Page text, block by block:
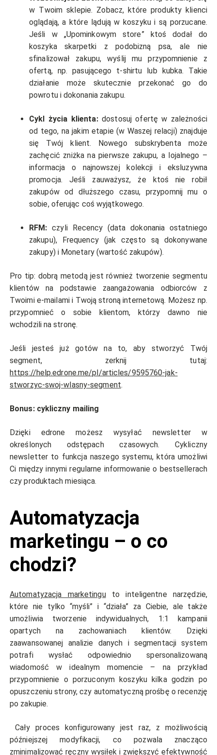
w Twoim sklepie. Zobacz, które produkty klienci
oglądają, a które lądują w koszyku i są porzucane.
Jeśli w „Upominkowym store” ktoś dodał do
koszyka skarpetki z podobizną psa, ale nie
sfinalizował zakupu, wyślij mu przypomnienie z
ofertą, np. pasującego t-shirtu lub kubka. Takie
działanie może skutecznie przekonać go do
powrotu i dokonania zakupu.
Cykl życia klienta:dostosuj ofertę w zależności
od tego, na jakim etapie (w Waszej relacji) znajduje
się Twój klient. Nowego subskrybenta może
zachęcić zniżka na pierwsze zakupu, a lojalnego –
informacja o najnowszej kolekcji i eksluzywna
promocja. Jeśli zauważysz, że ktoś nie robił
zakupów od dłuższego czasu, przypomnij mu o
sobie, oferując coś wyjątkowego.
RFM: czyli Recency (data dokonania ostatniego
zakupu), Frequency (jak często są dokonywane
zakupy) i Monetary (wartość zakupów).
Pro tip: dobrą metodą jest również tworzenie segmentu
klientów na podstawie zaangażowania odbiorców z
Twoimi e-mailami i Twoją stroną internetową. Możesz np.
przypomnieć o sobie klientom, którzy dawno nie
wchodzili na stronę.
Jeśli jesteś już gotów na to, aby stworzyć Twój
segment, zerknij tutaj:
https://help.edrone.me/pl/articles/9595760-jak-
stworzyc-swoj-wlasny-segment.
Bonus: cykliczny mailing
Dzięki edrone możesz wysyłać newsletter w
określonych odstępach czasowych. Cykliczny
newsletter to funkcja naszego systemu, która umożliwi
Ci między innymi regularne informowanie o bestsellerach
czy produktach miesiąca.
Automatyzacja
marketingu – o co
chodzi?
Automatyzacja marketinguto inteligentne narzędzie,
które nie tylko “myśli” i “działa” za Ciebie, ale także
umożliwia tworzenie indywidualnych, 1:1 kampanii
opartych na zachowaniach klientów. Dzięki
zaawansowanej analizie danych i segmentacji system
potrafi wysłać odpowiednio spersonalizowaną
wiadomość w idealnym momencie – na przykład
przypomnienie o porzuconym koszyku kilka godzin po
opuszczeniu strony, czy automatyczną prośbę o recenzję
po zakupie.
Cały proces konfigurowany jest raz, z możliwością
późniejszej modyfikacji, co pozwala znacząco
zminimalizować ręczny wysiłek i zwiększyć efektywność